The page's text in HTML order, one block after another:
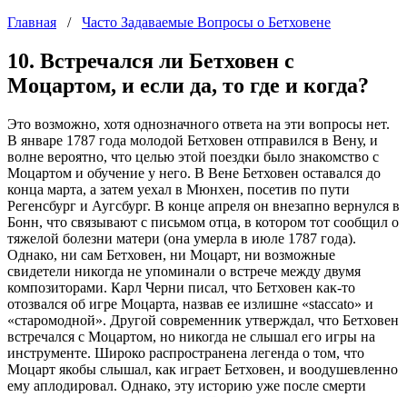
Главная / Часто Задаваемые Вопросы о Бетховене
10. Встречался ли Бетховен с
Моцартом, и если да, то где и когда?
Это возможно, хотя однозначного ответа на эти вопросы нет.
В январе 1787 года молодой Бетховен отправился в Вену, и
волне вероятно, что целью этой поездки было знакомство с
Моцартом и обучение у него. В Вене Бетховен оставался до
конца марта, а затем уехал в Мюнхен, посетив по пути
Регенсбург и Аугсбург. В конце апреля он внезапно вернулся в
Бонн, что связывают с письмом отца, в котором тот сообщил о
тяжелой болезни матери (она умерла в июле 1787 года).
Однако, ни сам Бетховен, ни Моцарт, ни возможные
свидетели никогда не упоминали о встрече между двумя
композиторами. Карл Черни писал, что Бетховен как-то
отозвался об игре Моцарта, назвав ее излишне «staccato» и
«старомодной». Другой современник утверждал, что Бетховен
встречался с Моцартом, но никогда не слышал его игры на
инструменте. Широко распространена легенда о том, что
Моцарт якобы слышал, как играет Бетховен, и воодушевленно
ему аплодировал. Однако, эту историю уже после смерти